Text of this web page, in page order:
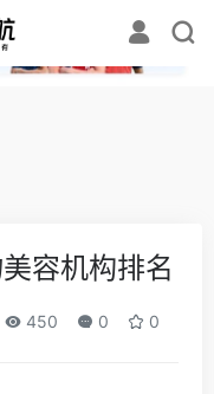
✕
容机构排名
450 0 0